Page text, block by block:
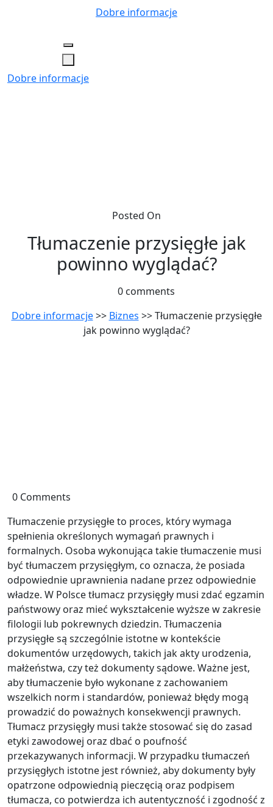
Dobre informacje
Dobre informacje
Posted On
Tłumaczenie przysięgłe jak
powinno wyglądać?
0 comments
Dobre informacje>> Biznes >> Tłumaczenie przysięgłe
jak powinno wyglądać?
0 Comments
Tłumaczenie przysięgłe to proces, który wymaga
spełnienia określonych wymagań prawnych i
formalnych. Osoba wykonująca takie tłumaczenie musi
być tłumaczem przysięgłym, co oznacza, że posiada
odpowiednie uprawnienia nadane przez odpowiednie
władze. W Polsce tłumacz przysięgły musi zdać egzamin
państwowy oraz mieć wykształcenie wyższe w zakresie
filologii lub pokrewnych dziedzin. Tłumaczenia
przysięgłe są szczególnie istotne w kontekście
dokumentów urzędowych, takich jak akty urodzenia,
małżeństwa, czy też dokumenty sądowe. Ważne jest,
aby tłumaczenie było wykonane z zachowaniem
wszelkich norm i standardów, ponieważ błędy mogą
prowadzić do poważnych konsekwencji prawnych.
Tłumacz przysięgły musi także stosować się do zasad
etyki zawodowej oraz dbać o poufność
przekazywanych informacji. W przypadku tłumaczeń
przysięgłych istotne jest również, aby dokumenty były
opatrzone odpowiednią pieczęcią oraz podpisem
tłumacza, co potwierdza ich autentyczność i zgodność z